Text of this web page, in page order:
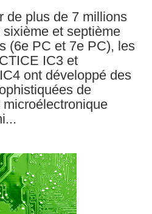
de plus de 7 millions
et septième
(6e PC et 7e PC), les
IC3 et
ont développé des
de